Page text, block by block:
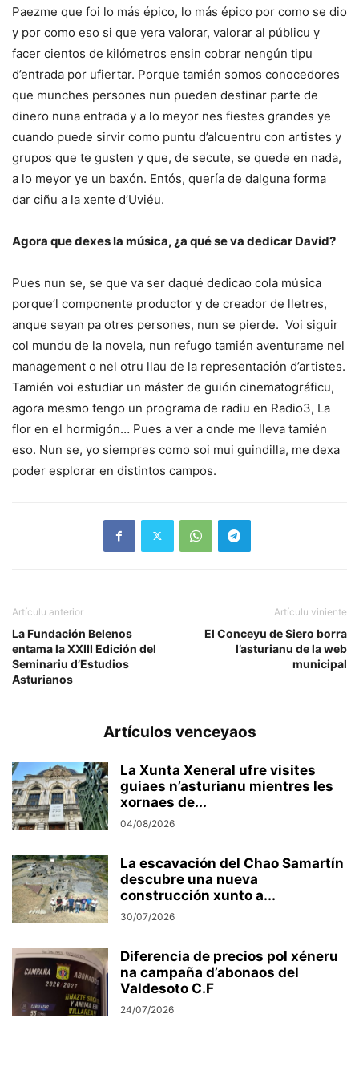
Paezme que foi lo más épico, lo más épico por como se dio
y por como eso si que yera valorar, valorar al públicu y
facer cientos de kilómetros ensin cobrar nengún tipu
d’entrada por ufiertar. Porque tamién somos conocedores
que munches persones nun pueden destinar parte de
dinero nuna entrada y a lo meyor nes fiestes grandes ye
cuando puede sirvir como puntu d’alcuentru con artistes y
grupos que te gusten y que, de secute, se quede en nada,
a lo meyor ye un baxón. Entós, quería de dalguna forma
dar ciñu a la xente d’Uviéu.
Agora que dexes la música, ¿a qué se va dedicar David?
Pues nun se, se que va ser daqué dedicao cola música
porque’l componente productor y de creador de lletres,
anque seyan pa otres persones, nun se pierde. Voi siguir
col mundu de la novela, nun refugo tamién aventurame nel
management o nel otru llau de la representación d’artistes.
Tamién voi estudiar un máster de guión cinematográficu,
agora mesmo tengo un programa de radiu en Radio3, La
flor en el hormigón… Pues a ver a onde me lleva tamién
eso. Nun se, yo siempres como soi mui guindilla, me dexa
poder esplorar en distintos campos.
Artículu anterior
La Fundación Belenos
entama la XXIII Edición del
Seminariu d’Estudios
Asturianos
Artículu viniente
El Conceyu de Siero borra
l’asturianu de la web
municipal
Artículos venceyaos
La Xunta Xeneral ufre visites
guiaes n’asturianu mientres les
xornaes de...
04/08/2026
La escavación del Chao Samartín
descubre una nueva
construcción xunto a...
30/07/2026
Diferencia de precios pol xéneru
na campaña d’abonaos del
Valdesoto C.F
24/07/2026